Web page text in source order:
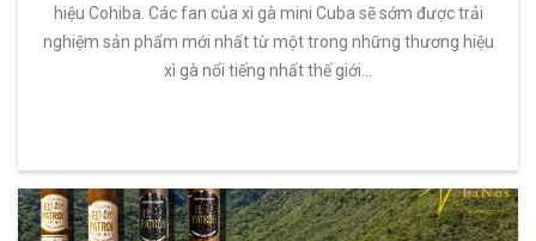
hiệu Cohiba. Các fan của xì gà mini Cuba sẽ sớm được trải
nghiệm sản phẩm mới nhất từ một trong những thương hiệu
xì gà nổi tiếng nhất thế giới…